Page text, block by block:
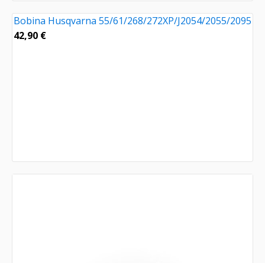
Bobina Husqvarna 55/61/268/272XP/J2054/2055/2095
42,90 €